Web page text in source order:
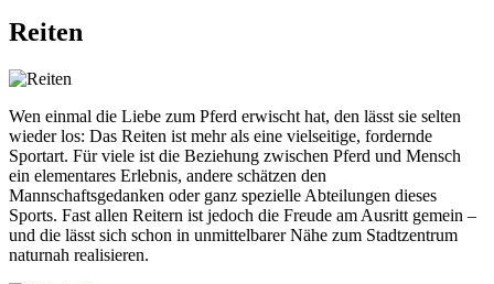
Reiten
Wen einmal die Liebe zum Pferd erwischt hat, den lässt sie selten
wieder los: Das Reiten ist mehr als eine vielseitige, fordernde
Sportart. Für viele ist die Beziehung zwischen Pferd und Mensch
ein elementares Erlebnis, andere schätzen den
Mannschaftsgedanken oder ganz spezielle Abteilungen dieses
Sports. Fast allen Reitern ist jedoch die Freude am Ausritt gemein –
und die lässt sich schon in unmittelbarer Nähe zum Stadtzentrum
naturnah realisieren.